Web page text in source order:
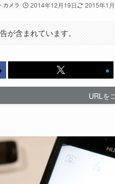
カメラ 2014年12月19日 2015年1
が含まれています。
URLを